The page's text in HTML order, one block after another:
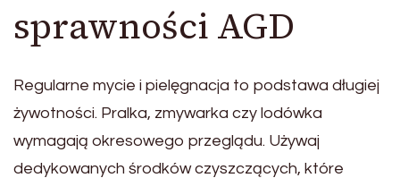
sprawności AGD
Regularne mycie i pielęgnacja to podstawa długiej
żywotności. Pralka, zmywarka czy lodówka
wymagają okresowego przeglądu. Używaj
dedykowanych środków czyszczących, które